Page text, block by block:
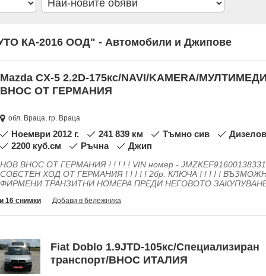
КА-2016 ООД" - Автомобили и Джипове
Mazda CX-5 2.2D-175кс/NAVI/KAMERA/
ВНОС ОТ ГЕРМАНИЯ
обл. Враца, гр. Враца
ноември 2012 г. 241 839 км Тъмно сив Дизелов
2200 куб.см
Ръчна Джип
НОВ ВНОС ОТ ГЕРМАНИЯ ! ! ! ! ! VIN номер - JMZKEF91600138331 ! ! ! ! ! ДЖИПА Е ДОКАРАН НА
СОБСТЕН ХОД ОТ ГЕРМАНИЯ ! ! ! ! ! 2бр. КЛЮЧА ! ! ! ! ! ВЪЗМОЖНА ПРОБА НА АВТОМОБИЛЪТ С
ФИРМЕНИ ТРАНЗИТНИ НОМЕРА ПРЕДИ НЕГОВОТО ЗАКУПУВАНЕ ! ! ! ! ! РАЗПОЛАГАМЕ С ТРАНСПОРТ ,
ВНОС НА МНОГО ДРУГИ АВТОМОБИЛИ ! ! ! ! ! ПЪЛНО СЪДЕЙСТВИЕ ПРИ ОФОРМЯНЕ НА ДОКУМЕНТИ ,
МЕСЕЧНИ ВНОСКИ ===== НЕ ПРЕДЛАГАМЕ СОБСТВЕН ЛИЗИНГ ===== НОВА УСЛУГА НА АВТОКЪЩАТА !
! ! ! ! АВТОМОБИЛИ ПОД НАЕМ ! ! ! ! ! УДОБНА ОПЦИЯ ЗА ВСИЧКИ , КОИТО ТЪРСЯТ ВРЕМЕННО
РЕШЕНИЕ ИЛИ АВТОМОБИЛ ЗА ПЪТУВАНЕ , ПОЧИВКА ИЛИ БИЗНЕС НУЖДИ ! ! ! ! ! ОЧАКВАМЕ ВИ ОТ
ПОНЕДЕЛНИК ДО СЪБОТА ОТ 08: 30 ДО 18: 00 ЧАСА ! ! ! ! ! НЕДЕЛЯ Е ВЪЗМОЖЕН ОГЛЕД СЛЕД
и 16 снимки Добави в бележника
Fiat Doblo 1.9JTD-105кс/Специализиран
транспорт/ВНОС ИТАЛИЯ